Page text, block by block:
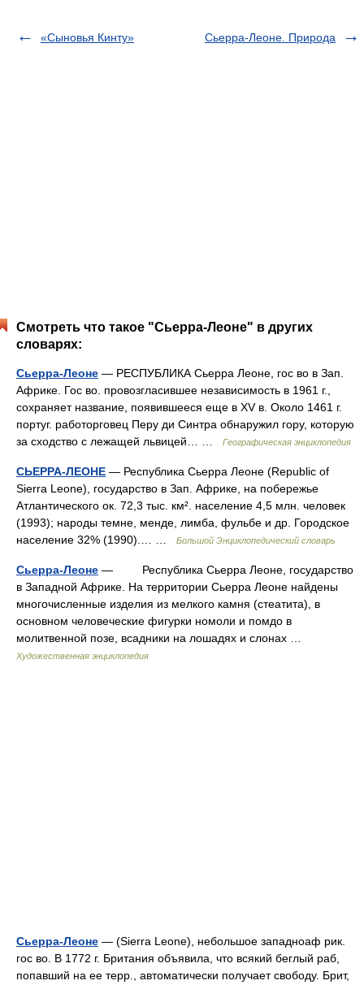
«Сыновья Кинту» Сьерра-Леоне. Природа
Смотреть что такое "Сьерра-Леоне" в других
словарях:
Сьерра-Леоне — РЕСПУБЛИКА Сьерра Леоне, гос во в Зап.
Африке. Гос во. провозгласившее независимость в 1961 г.,
сохраняет название, появившееся еще в XV в. Около 1461 г.
португ. работорговец Перу ди Синтра обнаружил гору, которую
за сходство с лежащей львицей… …
Географическая энциклопедия
СЬЕРРА-ЛЕОНЕ — Республика Сьерра Леоне (Republiс of
Sierra Leone), государство в Зап. Африке, на побережье
Атлантического ок. 72,3 тыс. км². население 4,5 млн. человек
(1993); народы темне, менде, лимба, фульбе и др. Городское
население 32% (1990).… …
Большой Энциклопедический словарь
Сьерра-Леоне — Республика Сьерра Леоне, государство
в Западной Африке. На территории Сьерра Леоне найдены
многочисленные изделия из мелкого камня (стеатита), в
основном человеческие фигурки номоли и помдо в
молитвенной позе, всадники на лошадях и слонах …
Художественная энциклопедия
Сьерра-Леоне — (Sierra Leone), небольшое западноаф рик.
гос во. В 1772 г. Британия объявила, что всякий беглый раб,
попавший на ее терр., автоматически получает свободу. Брит,